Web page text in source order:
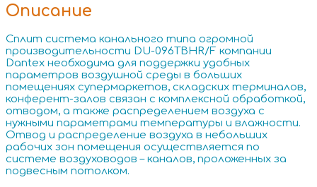
Описание
Сплит система канального типа огромной
производительности DU-096TBHR/F компании
Dantex необходима для поддержки удобных
параметров воздушной среды в больших
помещениях супермаркетов, складских терминалов,
конферент-залов связан с комплексной обработкой,
отводом, а также распределением воздуха с
нужными параметрами температуры и влажности.
Отвод и распределение воздуха в небольших
рабочих зон помещения осуществляется по
системе воздуховодов – каналов, проложенных за
подвесным потолком.